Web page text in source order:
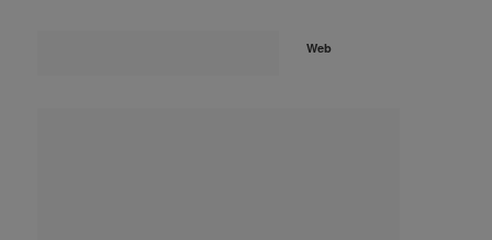
Web